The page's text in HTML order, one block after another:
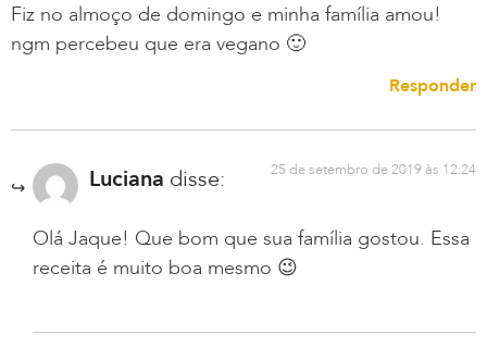
Fiz no almoço de domingo e minha família amou!
ngm percebeu que era vegano 🙂
Responder
Luciana disse: 25 de setembro de 2019 às 12:24
Olá Jaque! Que bom que sua família gostou. Essa
receita é muito boa mesmo 😉